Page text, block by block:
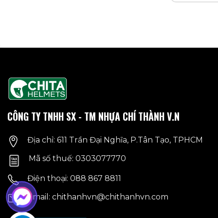
CÔNG TY TNHH SX - TM NHỰA CHÍ THÀNH V.N
Địa chỉ: 611 Trần Đại Nghĩa, P.Tân Tạo, TPHCM
Mã số thuế: 0303077770
Điện thoại: 088 867 8811
Email: chithanhvn@chithanhvn.com